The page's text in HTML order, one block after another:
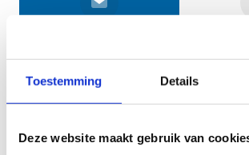
Toestemming Details
Deze website maakt gebruik van